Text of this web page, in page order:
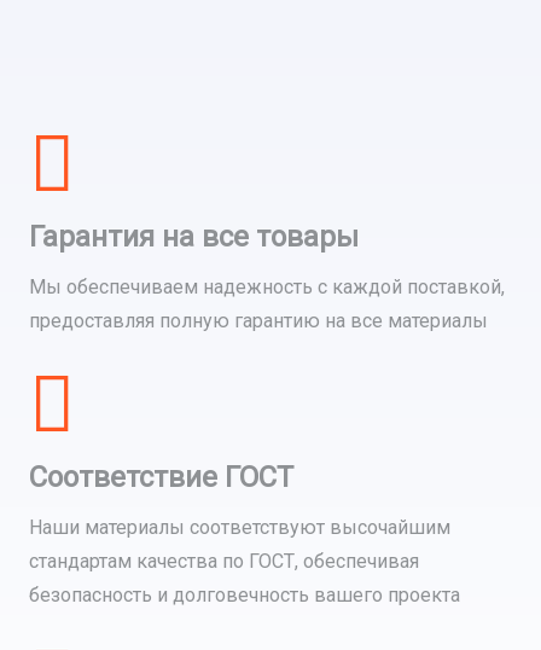
Гарантия на все товары
Мы обеспечиваем надежность с каждой поставкой,
предоставляя полную гарантию на все материалы
Соответствие ГОСТ
Наши материалы соответствуют высочайшим
стандартам качества по ГОСТ, обеспечивая
безопасность и долговечность вашего проекта